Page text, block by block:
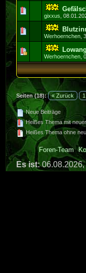
gixxus ,
0 Bewertung(en)
Werhoernchen ,
0 Bewertung(en)
Werhoernchen ,
0 Bewertung(en)
Seiten (18): « Zurück 1
Neue Beiträge
Heißes Thema mit
Heißes Thema ohne
Foren-Team
Es ist:06.08.2026,